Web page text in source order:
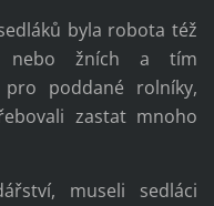
byla robota též
nebo žních a tím
poddané rolníky,
zastat mnoho
museli sedláci